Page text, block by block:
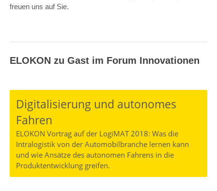
freuen uns auf Sie.
ELOKON zu Gast im Forum Innovationen
Digitalisierung und autonomes
Fahren
ELOKON Vortrag auf der LogiMAT 2018: Was die
Intralogistik von der Automobilbranche lernen kann
und wie Ansätze des autonomen Fahrens in die
Produktentwicklung greifen.